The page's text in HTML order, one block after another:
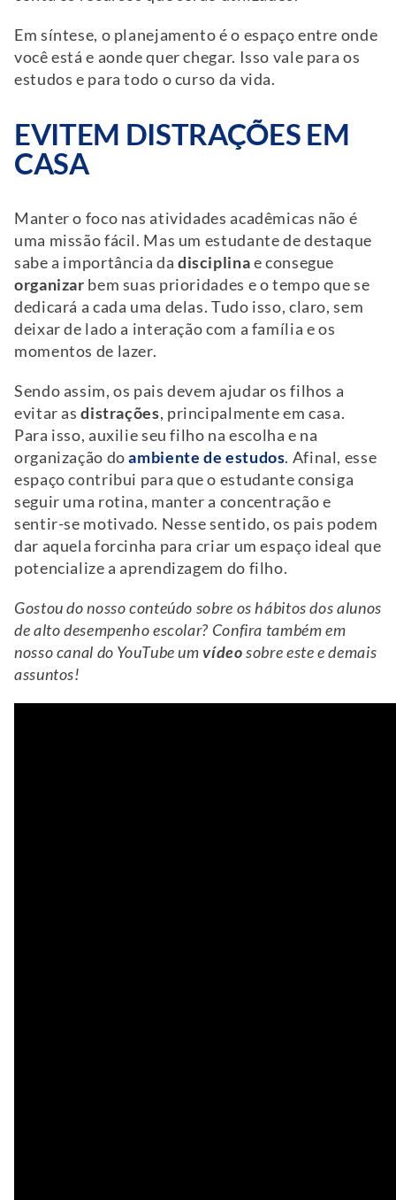
Em síntese, o planejamento é o espaço entre onde
você está e aonde quer chegar. Isso vale para os
estudos e para todo o curso da vida.
EVITEM DISTRAÇÕES EM
CASA
Manter o foco nas atividades acadêmicas não é
uma missão fácil. Mas um estudante de destaque
sabe a importância da disciplinae consegue
organizar bem suas prioridades e o tempo que se
dedicará a cada uma delas. Tudo isso, claro, sem
deixar de lado a interação com a família e os
momentos de lazer.
Sendo assim, os pais devem ajudar os filhos a
evitar asdistrações, principalmente em casa.
Para isso, auxilie seu filho na escolha e na
organização doambiente de estudos. Afinal, esse
espaço contribui para que o estudante consiga
seguir uma rotina, manter a concentração e
sentir-se motivado. Nesse sentido, os pais podem
dar aquela forcinha para criar um espaço ideal que
potencialize a aprendizagem do filho.
Gostou do nosso conteúdo sobre os hábitos dos alunos
de alto desempenho escolar? Confira também em
nosso canal do YouTube umvídeosobre este e demais
assuntos!